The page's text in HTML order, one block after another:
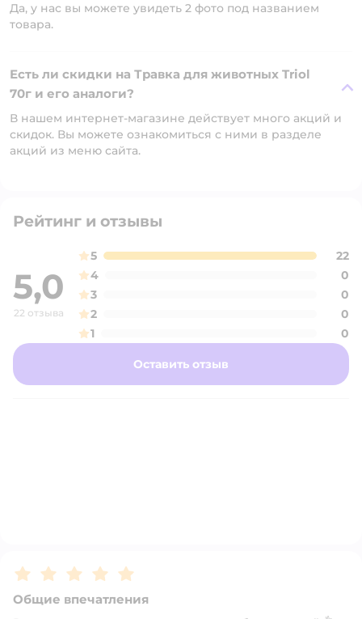
Да, у нас вы можете увидеть 2 фото под названием
товара.
Есть ли скидки на Травка для животных Triol
70г и его аналоги?
В нашем интернет-магазине действует много акций и
скидок. Вы можете ознакомиться с ними в разделе
акций из меню сайта.
Рейтинг и отзывы
5,0
22 отзыва
5
22
4
0
3
0
2
0
1
0
Оставить отзыв
Рейтинг:5
Общие впечатления